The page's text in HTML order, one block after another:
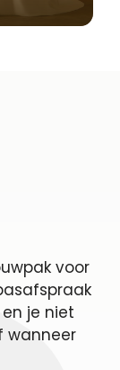
voor
je niet
wanneer